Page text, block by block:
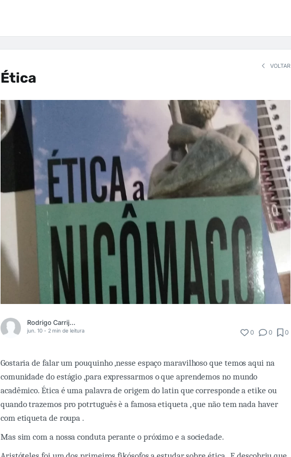
VOLTAR
Ética
Rodrigo Carrijo Pimentel
jun. 10 - 2 min de leitura 0 0 0
Gostaria de falar um pouquinho ,nesse espaço maravilhoso que temos aqui na
comunidade do estágio ,para expressarmos o que aprendemos no mundo
acadêmico. Ética é uma palavra de origem do latin que corresponde a etike ou
quando trazemos pro potrtuguês è a famosa etiqueta , que não tem nada haver
com etiqueta de roupa .
Mas sim com a nossa conduta perante o próximo e a sociedade.